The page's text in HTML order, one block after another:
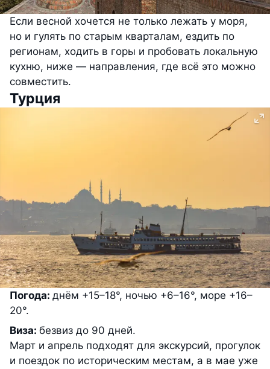
Если весной хочется не только лежать у моря,
но и гулять по старым кварталам, ездить по
регионам, ходить в горы и пробовать локальную
кухню, ниже — направления, где всё это можно
совместить.
Турция
Погода: днём +15–18°, ночью +6–16°, море +16–
20°.
Виза: безвиз до 90 дней.
Март и апрель подходят для экскурсий, прогулок
и поездок по историческим местам, а в мае уже